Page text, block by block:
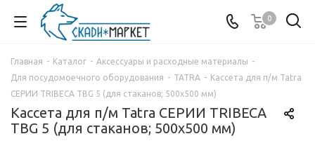
0
Главная - Каталог - Аксессуары и расходные материалы -
Для посудомоечного оборудования - TATRA - Кассета для п/м Tatra
СЕРИИ TRIBECA TBG 5 (для стаканов; 500х500 мм)
Кассета для п/м Tatra СЕРИИ TRIBECA
TBG 5 (для стаканов; 500х500 мм)